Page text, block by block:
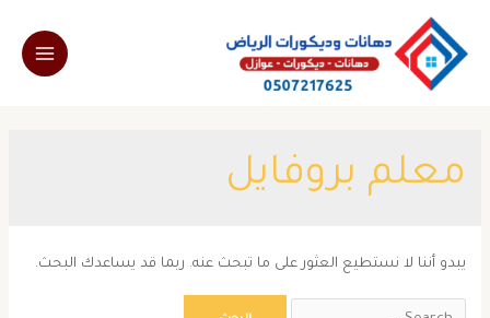
المحتوى
Main
معلم بروفايل
يبدو أننا لا نستطيع العثور على ما تبحث عنه. ربما قد يساعدك البحث.
Search